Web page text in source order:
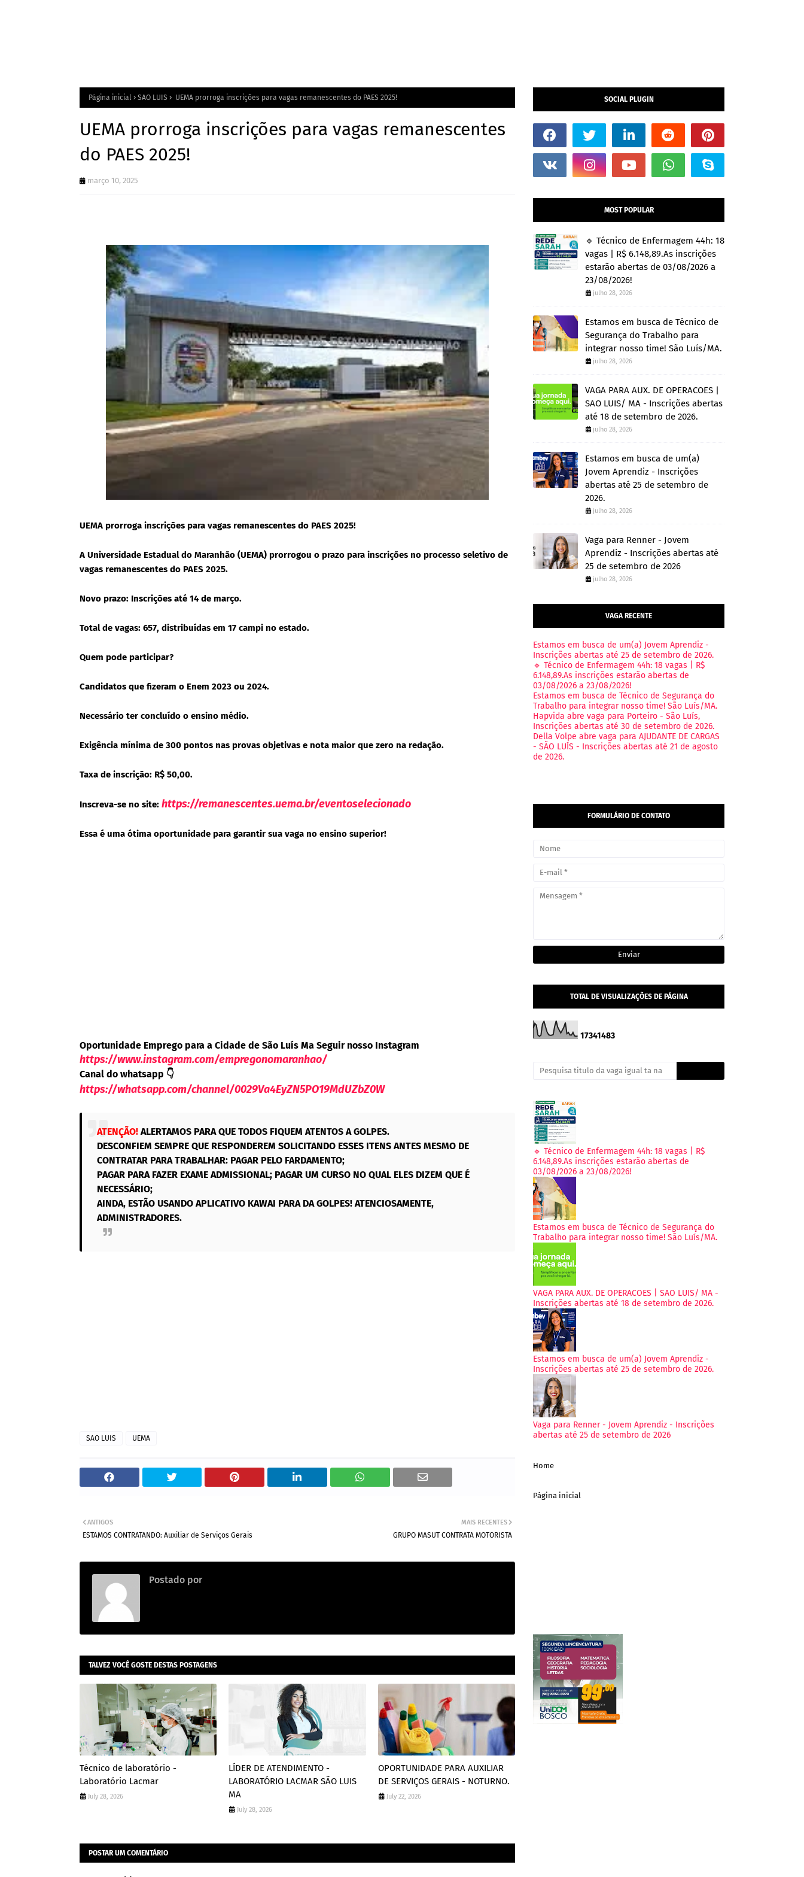
Página inicial SAO LUIS UEMA prorroga inscrições para vagas remanescentes do PAES 2025!
UEMA prorroga inscrições para vagas remanescentes
do PAES 2025!
março 10, 2025
UEMA prorroga inscrições para vagas remanescentes do PAES 2025!
A Universidade Estadual do Maranhão (UEMA) prorrogou o prazo para inscrições no processo seletivo de
vagas remanescentes do PAES 2025.
Novo prazo: Inscrições até 14 de março.
Total de vagas: 657, distribuídas em 17 campi no estado.
Quem pode participar?
Candidatos que fizeram o Enem 2023 ou 2024.
Necessário ter concluído o ensino médio.
Exigência mínima de 300 pontos nas provas objetivas e nota maior que zero na redação.
Taxa de inscrição: R$ 50,00.
Inscreva-se no site: https://remanescentes.uema.br/eventoselecionado
Essa é uma ótima oportunidade para garantir sua vaga no ensino superior!
Oportunidade Emprego para a Cidade de São Luís Ma Seguir nosso Instagram
https://www.instagram.com/empregonomaranhao/
Canal do whatsapp 👇
https://whatsapp.com/channel/0029Va4EyZN5PO19MdUZbZ0W
ATENÇÃO! ALERTAMOS PARA QUE TODOS FIQUEM ATENTOS A GOLPES.
DESCONFIEM SEMPRE QUE RESPONDEREM SOLICITANDO ESSES ITENS ANTES MESMO DE
CONTRATAR PARA TRABALHAR: PAGAR PELO FARDAMENTO;
PAGAR PARA FAZER EXAME ADMISSIONAL; PAGAR UM CURSO NO QUAL ELES DIZEM QUE É
NECESSÁRIO;
AINDA, ESTÃO USANDO APLICATIVO KAWAI PARA DA GOLPES! ATENCIOSAMENTE,
ADMINISTRADORES.
SAO LUIS UEMA
MAIS RECENTES
GRUPO MASUT CONTRATA MOTORISTA
ANTIGOS
ESTAMOS CONTRATANDO: Auxiliar de Serviços Gerais
Postado por
TALVEZ VOCÊ GOSTE DESTAS POSTAGENS
Técnico de laboratório -
Laboratório Lacmar
July 28, 2026
LÍDER DE ATENDIMENTO -
LABORATÓRIO LACMAR SÃO LUIS
MA
July 28, 2026
OPORTUNIDADE PARA AUXILIAR
DE SERVIÇOS GERAIS - NOTURNO.
July 22, 2026
POSTAR UM COMENTÁRIO
SOCIAL PLUGIN
MOST POPULAR
🔹 Técnico de Enfermagem 44h: 18
vagas | R$ 6.148,89.As inscrições
estarão abertas de 03/08/2026 a
23/08/2026!
julho 28, 2026
Estamos em busca de Técnico de
Segurança do Trabalho para
integrar nosso time! São Luís/MA.
julho 28, 2026
VAGA PARA AUX. DE OPERACOES |
SAO LUIS/ MA - Inscrições abertas
até 18 de setembro de 2026.
julho 28, 2026
Estamos em busca de um(a)
Jovem Aprendiz - Inscrições
abertas até 25 de setembro de
2026.
julho 28, 2026
Vaga para Renner - Jovem
Aprendiz - Inscrições abertas até
25 de setembro de 2026
julho 28, 2026
VAGA RECENTE
Estamos em busca de um(a) Jovem Aprendiz -
Inscrições abertas até 25 de setembro de 2026.
🔹 Técnico de Enfermagem 44h: 18 vagas | R$
6.148,89.As inscrições estarão abertas de
03/08/2026 a 23/08/2026!
Estamos em busca de Técnico de Segurança do
Trabalho para integrar nosso time! São Luís/MA.
Hapvida abre vaga para Porteiro - São Luís,
Inscrições abertas até 30 de setembro de 2026.
Della Volpe abre vaga para AJUDANTE DE CARGAS
- SÃO LUÍS - Inscrições abertas até 21 de agosto
de 2026.
FORMULÁRIO DE CONTATO
TOTAL DE VISUALIZAÇÕES DE PÁGINA
17341483
🔹 Técnico de Enfermagem 44h: 18 vagas | R$
6.148,89.As inscrições estarão abertas de
03/08/2026 a 23/08/2026!
Estamos em busca de Técnico de Segurança do
Trabalho para integrar nosso time! São Luís/MA.
VAGA PARA AUX. DE OPERACOES | SAO LUIS/ MA -
Inscrições abertas até 18 de setembro de 2026.
Estamos em busca de um(a) Jovem Aprendiz -
Inscrições abertas até 25 de setembro de 2026.
Vaga para Renner - Jovem Aprendiz - Inscrições
abertas até 25 de setembro de 2026
Home
Página inicial